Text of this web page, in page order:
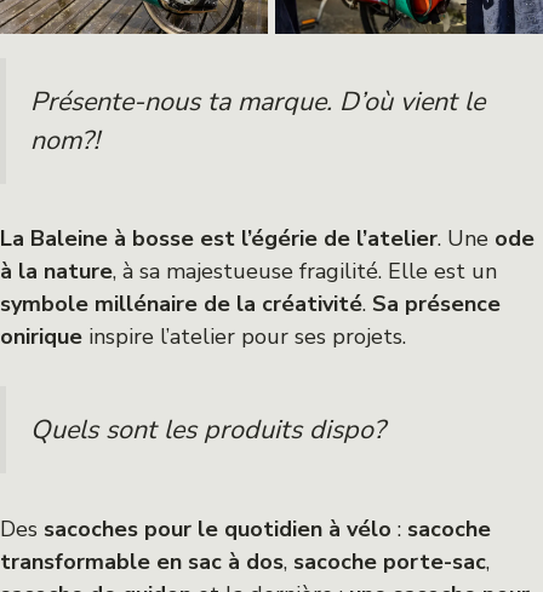
Présente-nous ta marque. D’où vient le
nom?!
La Baleine à bosse est l’égérie de l’atelier. Une ode
à la nature, à sa majestueuse fragilité. Elle est un
symbole millénaire de la créativité. Sa présence
onirique inspire l’atelier pour ses projets.
Quels sont les produits dispo?
Des sacoches pour le quotidien à vélo : sacoche
transformable en sac à dos, sacoche porte-sac,